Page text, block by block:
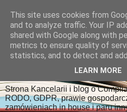
Kancelaria
Prawnego
Ludwiczak
Strona Kancelarii i blog o
RODO, GDPR, prawie
zamówieniach in house i paru
This site uses cookies from
and to analyze traffic. Your IP
shared with Google along with
metrics to ensure quality of
statistics, and to detect and
LEARN MORE